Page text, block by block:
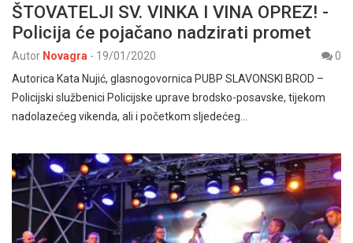
ŠTOVATELJI SV. VINKA I VINA OPREZ! -
Policija će pojačano nadzirati promet
Autor Novagra - 19/01/2020
0
Autorica Kata Nujić, glasnogovornica PUBP SLAVONSKI BROD –
Policijski službenici Policijske uprave brodsko-posavske, tijekom
nadolazećeg vikenda, ali i početkom sljedećeg…